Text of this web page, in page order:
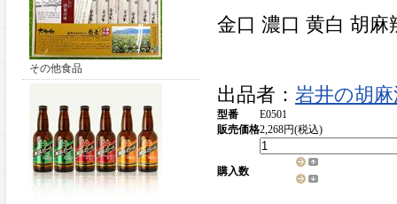
その他食品
金口 濃口 黄白 胡麻
出品者： 岩井の胡
型番
E0501
販売価格2,268円(税込)
購入数